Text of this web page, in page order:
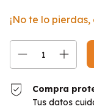
¡No te lo pierdas,
Compra
Tus datos